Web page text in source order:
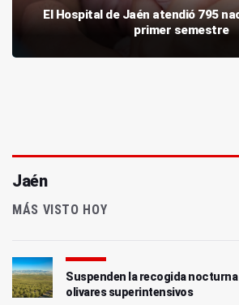
El Hospital de Jaén atendió 795
primer semestre
Jaén
MÁS VISTO HOY
Suspenden la recogida nocturna
olivares superintensivos